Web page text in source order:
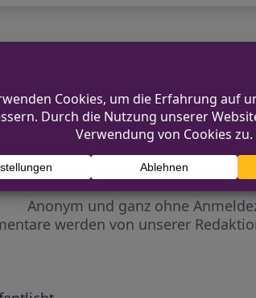
Telefonbetrüger geht weiter
Anonym und ganz ohne
werden von unserer